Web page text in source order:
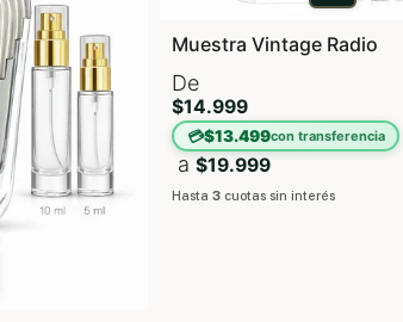
Muestra Vintage Radio
De
$14.999
💳$13.499con transferencia
a $19.999
Hasta 3 cuotas sin interés